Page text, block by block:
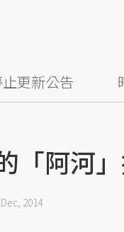
更新公告
「阿河
2014